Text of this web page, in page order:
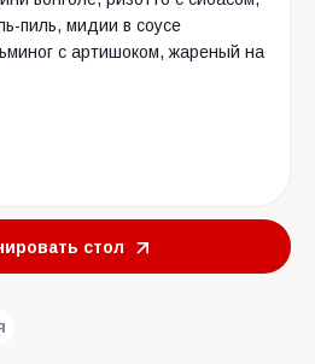
пиль, мидии в соусе
с артишоком, жареный на
стол